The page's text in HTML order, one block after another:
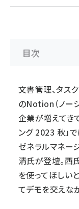
目次
文書管理、タス
のNotion（ノー
企業が増えてき
ング 2023 秋」
ゼネラルマネー
清氏が登壇。西
を使ってほしい
てデモを交えな